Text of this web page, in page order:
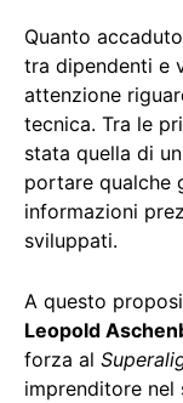
Quanto
tra dipendenti e
attenzione
tecnica. Tra le
stata quella di
portare qualche
informazioni
sviluppati.
A questo
Leopold
forza al
imprenditore nel